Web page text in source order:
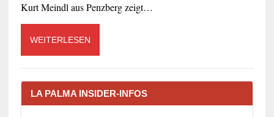
Kurt Meindl aus Penzberg zeigt…
WEITERLESEN
LA PALMA INSIDER-INFOS